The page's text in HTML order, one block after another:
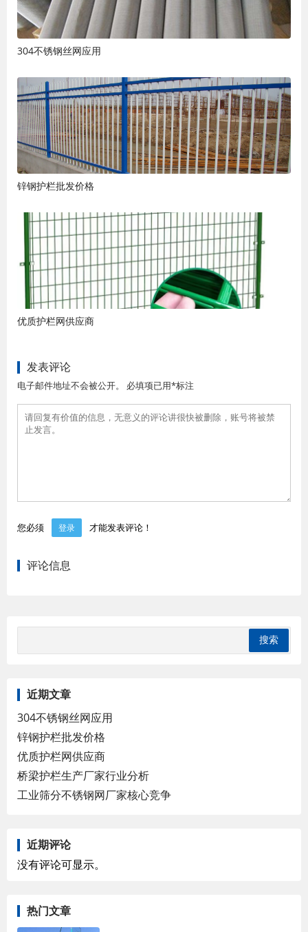
304不锈钢丝网应用
锌钢护栏批发价格
优质护栏网供应商
发表评论
电子邮件地址不会被公开。 必填项已用*标注
您必须 登录 才能发表评论！
评论信息
近期文章
304不锈钢丝网应用
锌钢护栏批发价格
优质护栏网供应商
桥梁护栏生产厂家行业分析
工业筛分不锈钢网厂家核心竞争
近期评论
没有评论可显示。
热门文章